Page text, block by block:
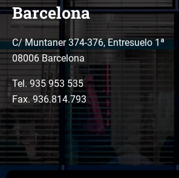
Barcelona
C/ Muntaner 374-376, Entresuelo 1ª
08006 Barcelona
Tel. 935 953 535
Fax. 936.814.793